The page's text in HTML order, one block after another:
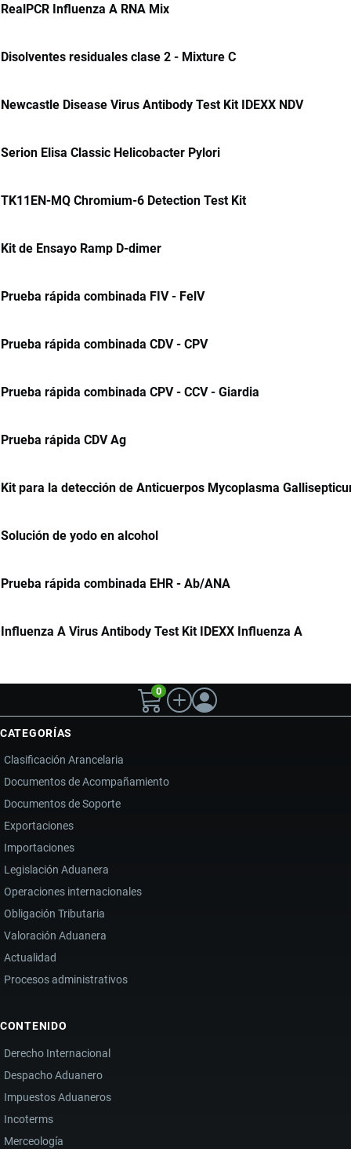
RealPCR Influenza A RNA Mix
Disolventes residuales clase 2 - Mixture C
Newcastle Disease Virus Antibody Test Kit IDEXX NDV
Serion Elisa Classic Helicobacter Pylori
TK11EN-MQ Chromium-6 Detection Test Kit
Kit de Ensayo Ramp D-dimer
Prueba rápida combinada FIV - FelV
Prueba rápida combinada CDV - CPV
Prueba rápida combinada CPV - CCV - Giardia
Prueba rápida CDV Ag
Kit para la detección de Anticuerpos Mycoplasma
Solución de yodo en alcohol
Prueba rápida combinada EHR - Ab/ANA
Influenza A Virus Antibody Test Kit IDEXX Influenza A
0
CATEGORÍAS
Clasificación Arancelaria
Documentos de Acompañamiento
Documentos de Soporte
Exportaciones
Importaciones
Legislación Aduanera
Operaciones internacionales
Obligación Tributaria
Valoración Aduanera
Actualidad
Procesos administrativos
CONTENIDO
Derecho Internacional
Despacho Aduanero
Impuestos Aduaneros
Incoterms
Merceología